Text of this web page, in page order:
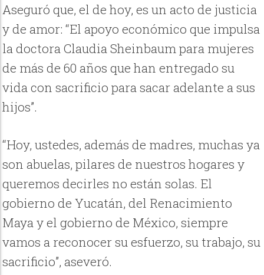
Aseguró que, el de hoy, es un acto de justicia
y de amor: “El apoyo económico que impulsa
la doctora Claudia Sheinbaum para mujeres
de más de 60 años que han entregado su
vida con sacrificio para sacar adelante a sus
hijos”.
“Hoy, ustedes, además de madres, muchas ya
son abuelas, pilares de nuestros hogares y
queremos decirles no están solas. El
gobierno de Yucatán, del Renacimiento
Maya y el gobierno de México, siempre
vamos a reconocer su esfuerzo, su trabajo, su
sacrificio”, aseveró.